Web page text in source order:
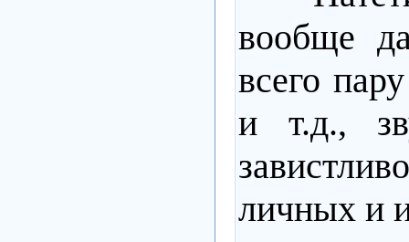
вообще
всего
и т.д.,
личных и